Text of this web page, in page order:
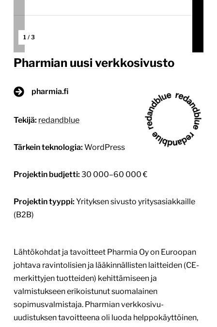
Tekijä:redandblue
Tärkein teknologia:
Projektin budjetti:30 000–60 000 €
Projektin tyyppi:
Yrityksen sivusto yritysasiakkaille
Lähtökohdat ja tavoitteet Pharmia Oy on Euroopan
merkittyjen tuotteiden) kehittämiseen ja
sopimusvalmistaja. Pharmian verkkosivu-
uudistuksen tavoitteena oli luoda helppokäyttöinen,
markkinoinnin tärkeimpänä työkaluna. Vanhat
verkkosivut eivät enää palvelleet kasvavaa
liiketoimintaa riittävän hyvin, ja uudistuksella haluttiin
parantaa myös […]Lue lisää
Oli ilo tehdä tätä projektia kanssanne.